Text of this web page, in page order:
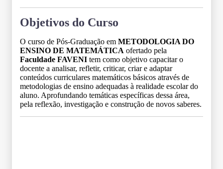
Objetivos do Curso
O curso de Pós-Graduação em METODOLOGIA DO
ENSINO DE MATEMÁTICA ofertado pela
Faculdade FAVENI tem como objetivo capacitar o
docente a analisar, refletir, criticar, criar e adaptar
conteúdos curriculares matemáticos básicos através de
metodologias de ensino adequadas à realidade escolar do
aluno. Aprofundando temáticas específicas dessa área,
pela reflexão, investigação e construção de novos saberes.